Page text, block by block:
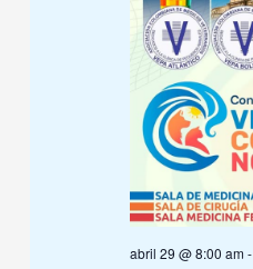
abril 29 @ 8:00 am-